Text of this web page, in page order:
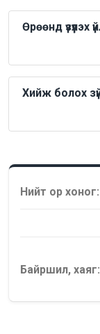
Өрөөнд үзүүлэх
Хийж болох
Нийт ор хоног:
Байршил, хаяг: